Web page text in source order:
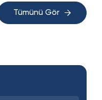
Tümünü Gör